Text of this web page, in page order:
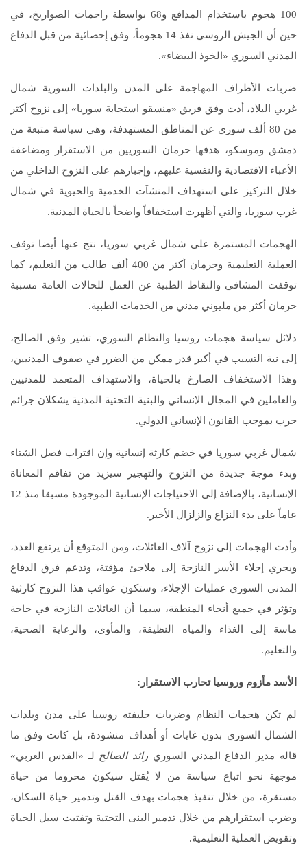
100 هجوم باستخدام المدافع و68 بواسطة راجمات الصواريخ، في
حين أن الجيش الروسي نفذ 14 هجوماً، وفق إحصائية من قبل الدفاع
المدني السوري «الخوذ البيضاء».
ضربات الأطراف المهاجمة على المدن والبلدات السورية شمال
غربي البلاد، أدت وفق فريق «منسقو استجابة سوريا» إلى نزوح أكثر
من 80 ألف سوري عن المناطق المستهدفة، وهي سياسة متبعة من
دمشق وموسكو، هدفها حرمان السوريين من الاستقرار ومضاعفة
الأعباء الاقتصادية والنفسية عليهم، وإجبارهم على النزوح الداخلي من
خلال التركيز على استهداف المنشآت الخدمية والحيوية في شمال
غرب سوريا، والتي أظهرت استخفافاً واضحاً بالحياة المدنية.
الهجمات المستمرة على شمال غربي سوريا، نتج عنها أيضا توقف
العملية التعليمية وحرمان أكثر من 400 ألف طالب من التعليم، كما
توقفت المشافي والنقاط الطبية عن العمل للحالات العامة مسببة
حرمان أكثر من مليوني مدني من الخدمات الطبية.
دلائل سياسة هجمات روسيا والنظام السوري، تشير وفق الصالح،
إلى نية التسبب في أكبر قدر ممكن من الضرر في صفوف المدنيين،
وهذا الاستخفاف الصارخ بالحياة، والاستهداف المتعمد للمدنيين
والعاملين في المجال الإنساني والبنية التحتية المدنية يشكلان جرائم
حرب بموجب القانون الإنساني الدولي.
شمال غربي سوريا في خضم كارثة إنسانية وإن اقتراب فصل الشتاء
وبدء موجة جديدة من النزوح والتهجير سيزيد من تفاقم المعاناة
الإنسانية، بالإضافة إلى الاحتياجات الإنسانية الموجودة مسبقا منذ 12
عاماً على بدء النزاع والزلزال الأخير.
وأدت الهجمات إلى نزوح آلاف العائلات، ومن المتوقع أن يرتفع العدد،
ويجري إجلاء الأسر النازحة إلى ملاجئ مؤقتة، وتدعم فرق الدفاع
المدني السوري عمليات الإجلاء، وستكون عواقب هذا النزوح كارثية
وتؤثر في جميع أنحاء المنطقة، سيما أن العائلات النازحة في حاجة
ماسة إلى الغذاء والمياه النظيفة، والمأوى، والرعاية الصحية،
والتعليم.
الأسد مأزوم وروسيا تحارب الاستقرار :
لم تكن هجمات النظام وضربات حليفته روسيا على مدن وبلدات
الشمال السوري بدون غايات أو أهداف منشودة، بل كانت وفق ما
قاله مدير الدفاع المدني السوري رائد الصالح لـ «القدس العربي»
موجهة نحو اتباع سياسة من لا يُقتل سيكون محروما من حياة
مستقرة، من خلال تنفيذ هجمات بهدف القتل وتدمير حياة السكان،
وضرب استقرارهم من خلال تدمير البنى التحتية وتفتيت سبل الحياة
وتقويض العملية التعليمية.